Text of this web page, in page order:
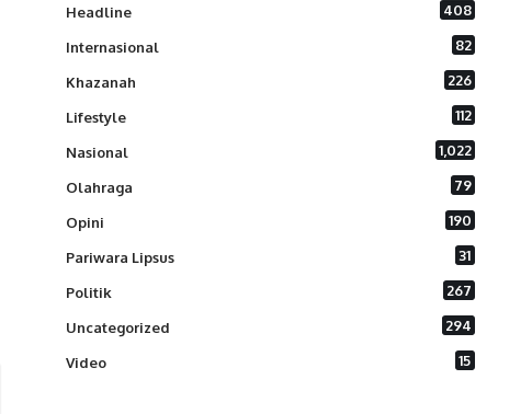
Headline 408
Internasional 82
Khazanah 226
Lifestyle 112
Nasional 1,022
Olahraga 79
Opini 190
Pariwara Lipsus 31
Politik 267
Uncategorized 294
Video 15